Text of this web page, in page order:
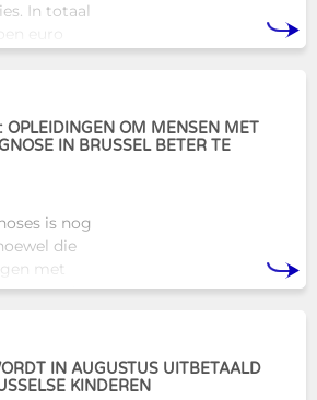
In totaal
euro
actief
OPLEIDINGEN OM MENSEN MET
IN BRUSSEL BETER TE
is nog
die
met
zowel
In
Tam-Tam
inIN AUGUSTUS UITBETAALD
KINDEREN